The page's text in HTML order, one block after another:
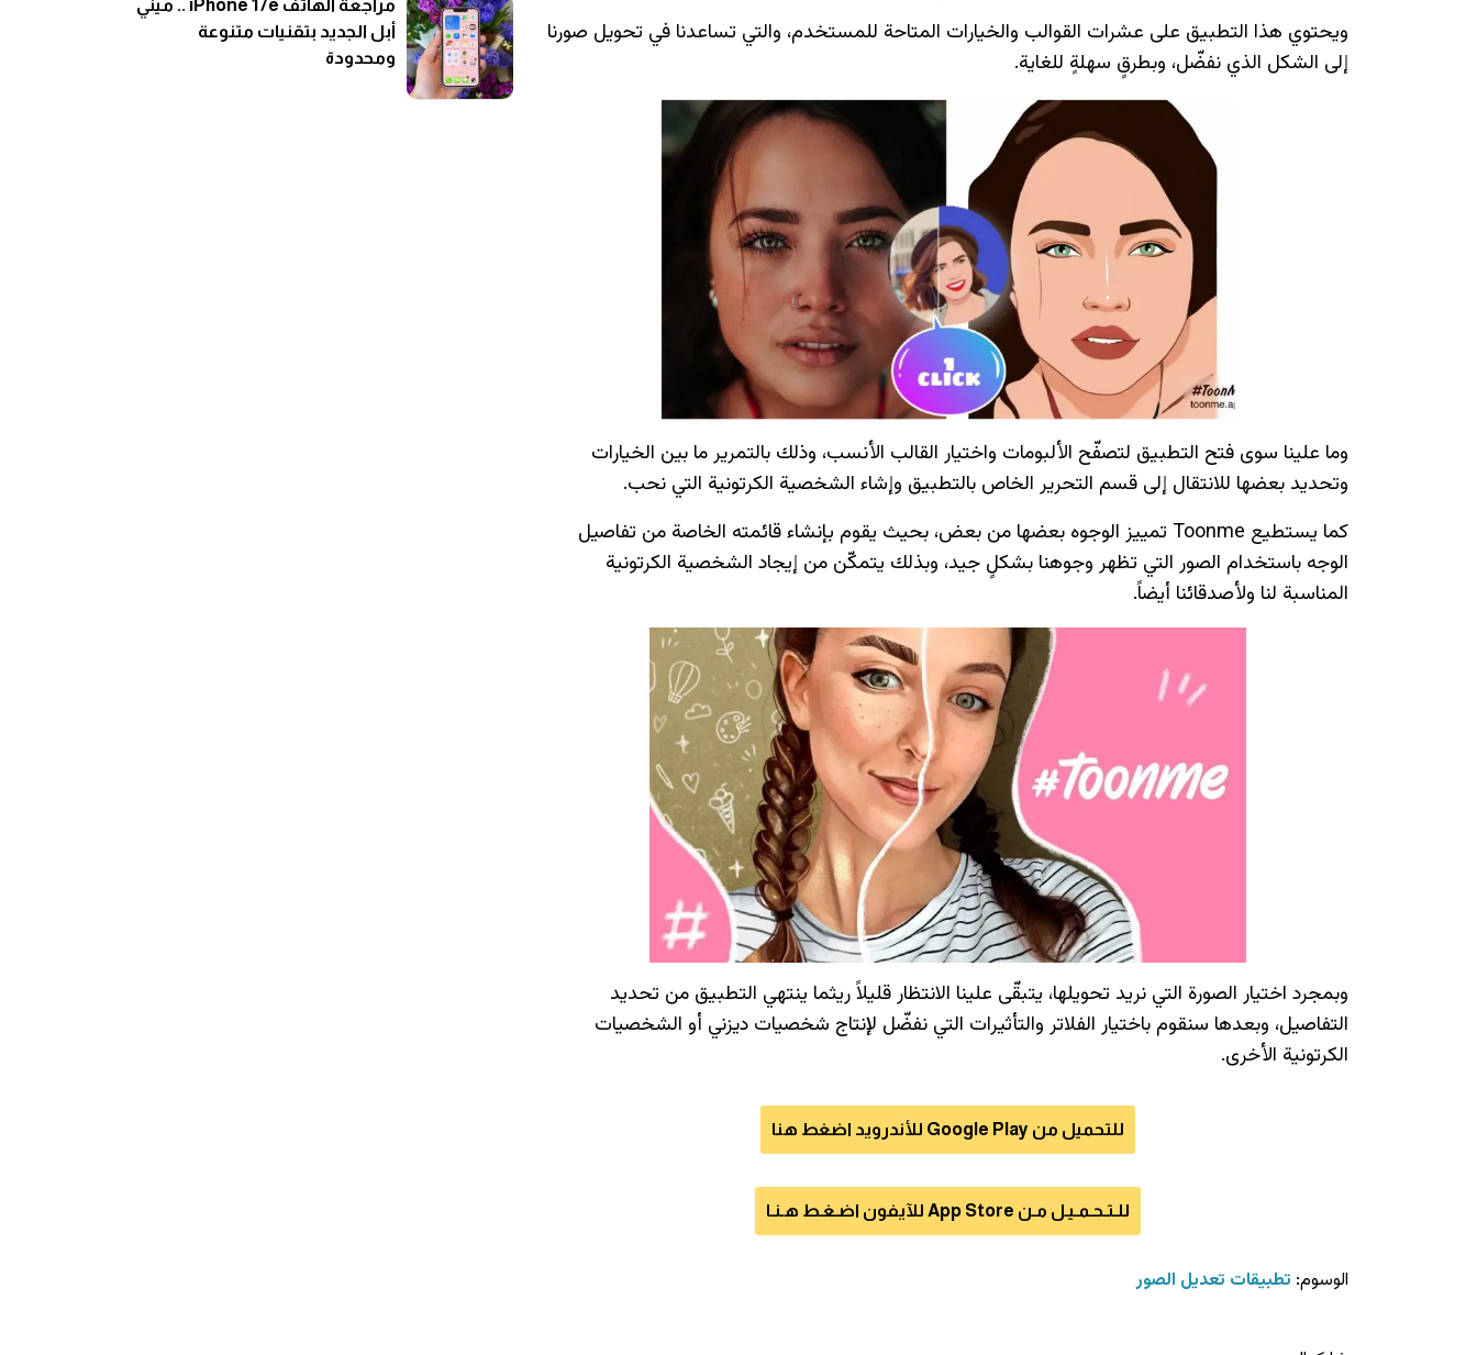
ويحتوي هذا التطبيق على عشرات القوالب والخيارات المتاحة للمستخدم، والتي تساعدنا في تحويل صورنا
إلى الشكل الذي نفضّل، وبطرقٍ سهلةٍ للغاية.
وما علينا سوى فتح التطبيق لتصفّح الألبومات واختيار القالب الأنسب، وذلك بالتمرير ما بين الخيارات
وتحديد بعضها للانتقال إلى قسم التحرير الخاص بالتطبيق وإشاء الشخصية الكرتونية التي نحب.
كما يستطيع Toonme تمييز الوجوه بعضها من بعض، بحيث يقوم بإنشاء قائمته الخاصة من تفاصيل
الوجه باستخدام الصور التي تظهر وجوهنا بشكلٍ جيد، وبذلك يتمكّن من إيجاد الشخصية الكرتونية
المناسبة لنا ولأصدقائنا أيضاً.
وبمجرد اختيار الصورة التي نريد تحويلها، يتبقّى علينا الانتظار قليلاً ريثما ينتهي التطبيق من تحديد
التفاصيل، وبعدها سنقوم باختيار الفلاتر والتأثيرات التي نفضّل لإنتاج شخصيات ديزني أو الشخصيات
الكرتونية الأخرى.
للتحميل من Google Play للأندرويد اضغط هنا
للـتـحـمـيـل مـن App Store للآيفون اضـغـط هـنـا
الوسوم: تطبيقات تعديل الصور
مراجعة الهاتف iPhone 17e .. ميني
أبل الجديد بتقنيات متنوعة
ومحدودة